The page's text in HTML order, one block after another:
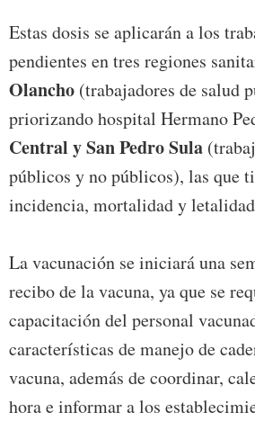
Estas dosis se aplicarán a los
pendientes en tres regiones
Olancho (trabajadores de salud
priorizando hospital Hermano
Central y San Pedro Sula
públicos y no públicos), las que
incidencia, mortalidad y
La vacunación se iniciará una
recibo de la vacuna, ya que se
capacitación del personal
características de manejo de
vacuna, además de coordinar,
hora e informar a los